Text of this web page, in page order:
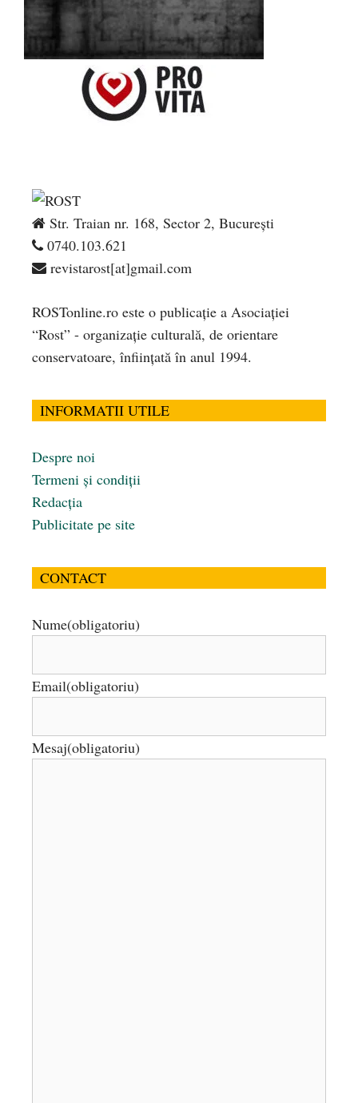
Str. Traian nr. 168, Sector 2, București
0740.103.621
revistarost[at]gmail.com
ROSTonline.ro este o publicaţie a Asociaţiei
“Rost” - organizaţie culturală, de orientare
conservatoare, înfiinţată în anul 1994.
INFORMATII UTILE
Despre noi
Termeni și condiții
Redacția
Publicitate pe site
CONTACT
Nume(obligatoriu)
Email(obligatoriu)
Mesaj(obligatoriu)